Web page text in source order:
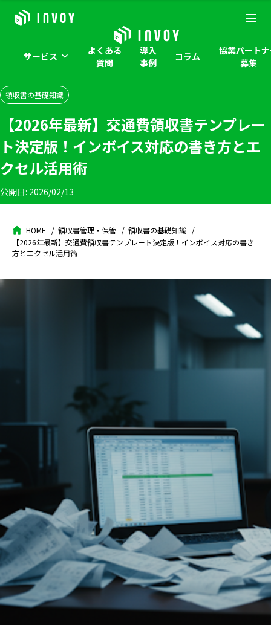
サービス
よくある
質問
導入
事例
コラム
協業パート
募集
領収書の基礎知識
【2026年最新】交通費領収書テンプレー
ト決定版！インボイス対応の書き方とエ
クセル活用術
公開日: 2026/02/13
HOME 領収書管理・保管
領収書の基礎知識
【2026年最新】交通費領収書テンプレート決定版！インボイス対応の書き
方とエクセル活用術